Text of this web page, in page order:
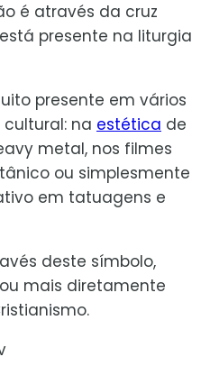
é através da cruz
presente na liturgia
presente em vários
na estética de
metal, nos filmes
ou simplesmente
em tatuagens e
deste símbolo,
mais diretamente